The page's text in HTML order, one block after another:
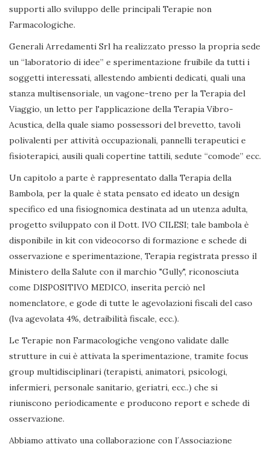
supporti allo sviluppo delle principali Terapie non
Farmacologiche.
Generali Arredamenti Srl ha realizzato presso la propria sede
un “laboratorio di idee” e sperimentazione fruibile da tutti i
soggetti interessati, allestendo ambienti dedicati, quali una
stanza multisensoriale, un vagone-treno per la Terapia del
Viaggio, un letto per l'applicazione della Terapia Vibro-
Acustica, della quale siamo possessori del brevetto, tavoli
polivalenti per attività occupazionali, pannelli terapeutici e
fisioterapici, ausili quali copertine tattili, sedute “comode” ecc.
Un capitolo a parte è rappresentato dalla Terapia della
Bambola, per la quale è stata pensato ed ideato un design
specifico ed una fisiognomica destinata ad un utenza adulta,
progetto sviluppato con il Dott. IVO CILESI; tale bambola è
disponibile in kit con videocorso di formazione e schede di
osservazione e sperimentazione, Terapia registrata presso il
Ministero della Salute con il marchio "Gully", riconosciuta
come DISPOSITIVO MEDICO, inserita perciò nel
nomenclatore, e gode di tutte le agevolazioni fiscali del caso
(Iva agevolata 4%, detraibilità fiscale, ecc.).
Le Terapie non Farmacologiche vengono validate dalle
strutture in cui è attivata la sperimentazione, tramite focus
group multidisciplinari (terapisti, animatori, psicologi,
infermieri, personale sanitario, geriatri, ecc..) che si
riuniscono periodicamente e producono report e schede di
osservazione.
Abbiamo attivato una collaborazione con l´Associazione